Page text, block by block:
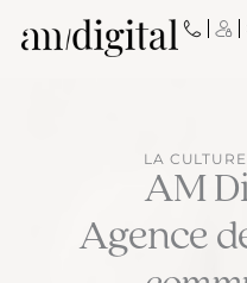
LA
AM
Agence